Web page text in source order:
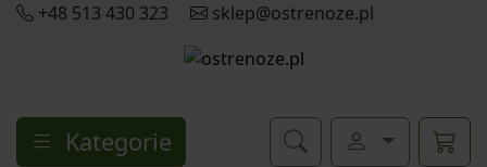
+48 513 430 323 sklep@ostrenoze.pl
Kategorie